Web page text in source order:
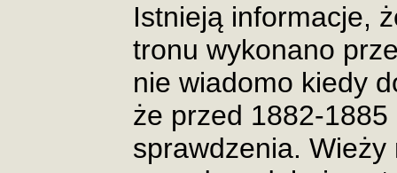
Istnieją informacje,
tronu wykonano
nie wiadomo kiedy
że przed 1882-
sprawdzenia.